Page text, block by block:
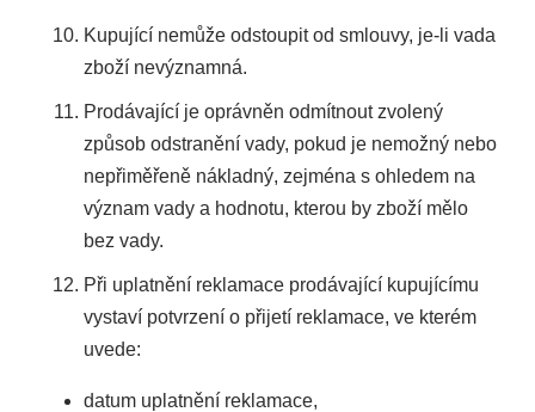
Kupující nemůže odstoupit od smlouvy, je-li vada
zboží nevýznamná.
Prodávající je oprávněn odmítnout zvolený
způsob odstranění vady, pokud je nemožný nebo
nepřiměřeně nákladný, zejména s ohledem na
význam vady a hodnotu, kterou by zboží mělo
bez vady.
Při uplatnění reklamace prodávající kupujícímu
vystaví potvrzení o přijetí reklamace, ve kterém
uvede:
datum uplatnění reklamace,